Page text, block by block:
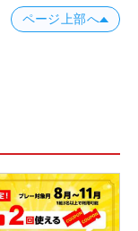
ページ上部へ